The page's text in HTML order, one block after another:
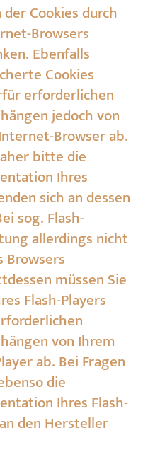
Cookies durch
Browsers
Ebenfalls
Cookies
erforderlichen
jedoch von
Browser ab.
bitte die
Ihres
sich an dessen
sog. Flash-
allerdings nicht
Browsers
müssen Sie
Flash-Players
von Ihrem
ab. Bei Fragen
die
Ihres Flash-
den Hersteller